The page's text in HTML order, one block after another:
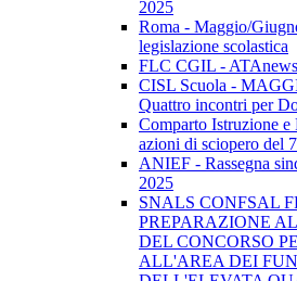
2025
Roma - Maggio/
legislazione scolastica
FLC CGIL -
CISL Scuola -
Quattro incontri per
Comparto Istruzione e
azioni di sciopero del
ANIEF - Rassegna
2025
SNALS CONFSAL
PREPARAZIONE
DEL CONCORSO
ALL'AREA DEI